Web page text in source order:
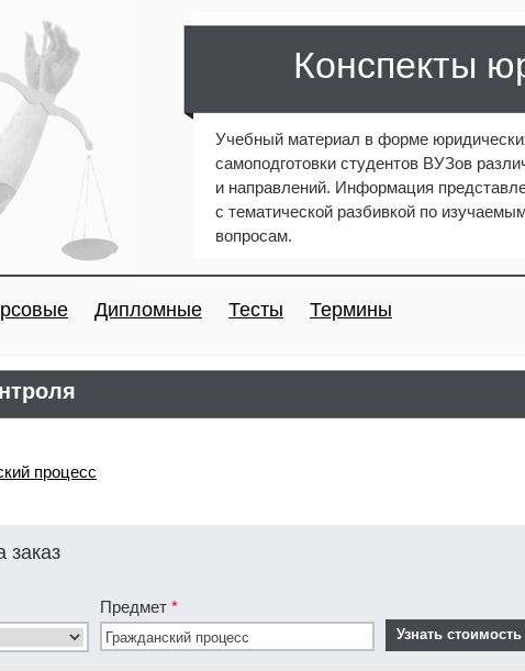
Конспекты
Учебный материал в форме
самоподготовки студентов ВУЗов
и направлений. Информация
с тематической разбивкой по
вопросам.
Дипломные Тесты Термины
процесс
заказ
Предмет *